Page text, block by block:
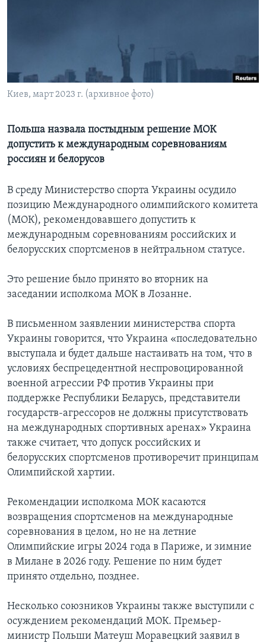
Киев, март 2023 г. (архивное фото)
Польша назвала постыдным решение МОК
допустить к международным соревнованиям
россиян и белорусов
В среду Министерство спорта Украины осудило
позицию Международного олимпийского комитета
(МОК), рекомендовавшего допустить к
международным соревнованиям российских и
белорусских спортсменов в нейтральном статусе.
Это решение было принято во вторник на
заседании исполкома МОК в Лозанне.
В письменном заявлении министерства спорта
Украины говорится, что Украина «последовательно
выступала и будет дальше настаивать на том, что в
условиях беспрецедентной неспровоцированной
военной агрессии РФ против Украины при
поддержке Республики Беларусь, представители
государств-агрессоров не должны присутствовать
на международных спортивных аренах» Украина
также считает, что допуск российских и
белорусских спортсменов противоречит принципам
Олимпийской хартии.
Рекомендации исполкома МОК касаются
возвращения спортсменов на международные
соревнования в целом, но не на летние
Олимпийские игры 2024 года в Париже, и зимние
в Милане в 2026 году. Решение по ним будет
принято отдельно, позднее.
Несколько союзников Украины также выступили c
осуждением рекомендаций МОК. Премьер-
министр Польши Матеуш Моравецкий заявил в